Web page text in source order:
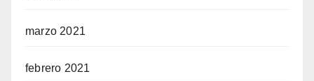
marzo 2021
febrero 2021